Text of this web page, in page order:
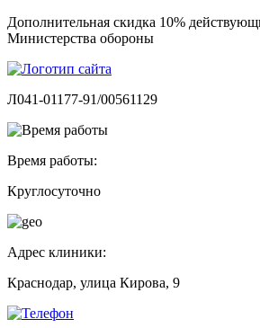
Дополнительная скидка 10%
Министерства обороны
Л041-01177-91/00561129
Время работы:
Круглосуточно
Адрес клиники:
Краснодар, улица Кирова, 9